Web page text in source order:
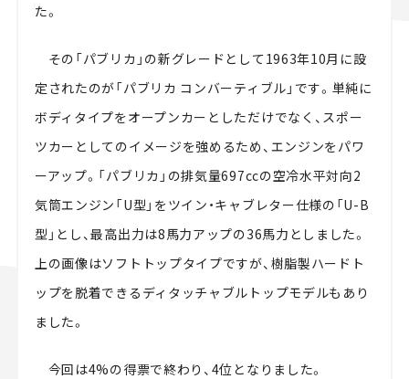
た。
その「パブリカ」の新グレードとして1963年10月に設
定されたのが「パブリカ コンバーティブル」です。単純に
ボディタイプをオープンカーとしただけでなく、スポー
ツカーとしてのイメージを強めるため、エンジンをパワ
ーアップ。「パブリカ」の排気量697ccの空冷水平対向2
気筒エンジン「U型」をツイン・キャブレター仕様の「U-B
型」とし、最高出力は8馬力アップの36馬力としました。
上の画像はソフトトップタイプですが、樹脂製ハードト
ップを脱着できるディタッチャブルトップモデルもあり
ました。
今回は4%の得票で終わり、4位となりました。